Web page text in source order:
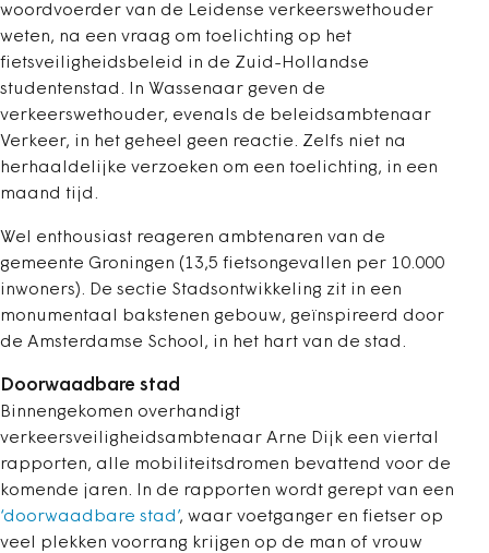
woordvoerder van de Leidense verkeerswethouder
weten, na een vraag om toelichting op het
fietsveiligheidsbeleid in de Zuid-Hollandse
studentenstad. In Wassenaar geven de
verkeerswethouder, evenals de beleidsambtenaar
Verkeer, in het geheel geen reactie. Zelfs niet na
herhaaldelijke verzoeken om een toelichting, in een
maand tijd.
Wel enthousiast reageren ambtenaren van de
gemeente Groningen (13,5 fietsongevallen per 10.000
inwoners). De sectie Stadsontwikkeling zit in een
monumentaal bakstenen gebouw, geïnspireerd door
de Amsterdamse School, in het hart van de stad.
Doorwaadbare stad
Binnengekomen overhandigt
verkeersveiligheidsambtenaar Arne Dijk een viertal
rapporten, alle mobiliteitsdromen bevattend voor de
komende jaren. In de rapporten wordt gerept van een
‘doorwaadbare stad’, waar voetganger en fietser op
veel plekken voorrang krijgen op de man of vrouw